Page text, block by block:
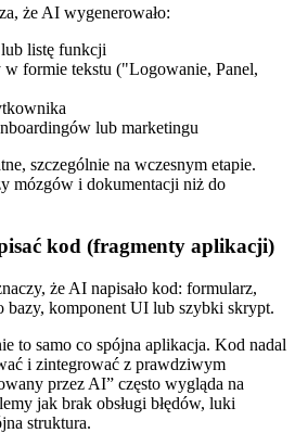
że AI wygenerowało:
listę funkcji
w formie tekstu ("Logowanie, Panel,
lub marketingu
szczególnie na wczesnym etapie.
mózgów i dokumentacji niż do
kod (fragmenty aplikacji)
że AI napisało kod: formularz,
bazy, komponent UI lub szybki skrypt.
to samo co spójna aplikacja. Kod nadal
i zintegrować z prawdziwym
przez AI” często wygląda na
jak brak obsługi błędów, luki
struktura.